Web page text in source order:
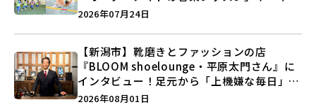
キックボクシング」で新しい自分を見つけよ
2026年07月24日
【新潟市】靴磨きとファッションの店
『BLOOM shoelounge・平原太門さん』に
インタビュー！足元から「上機嫌な毎日」を
つくる装いの提案とは？
2026年08月01日